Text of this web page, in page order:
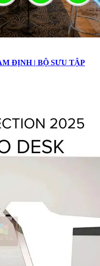
ĐỊNH | BỘ SƯU TẬP